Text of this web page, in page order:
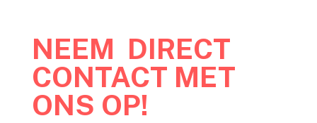
NEEM DIRECT
CONTACT MET
ONS OP!